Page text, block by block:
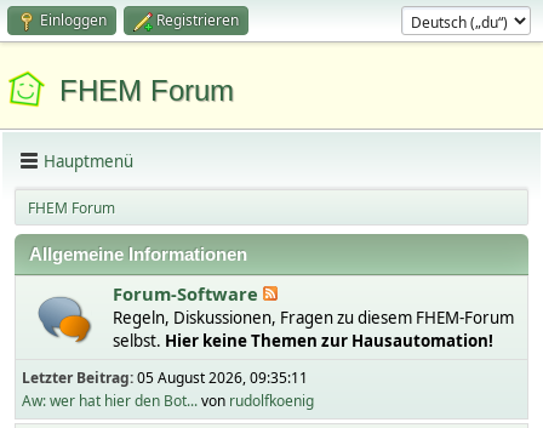
Einloggen Registrieren
FHEM Forum
Hauptmenü
FHEM Forum
Allgemeine Informationen
Forum-Software
Regeln, Diskussionen, Fragen zu diesem FHEM-Forum
selbst. Hier keine Themen zur Hausautomation!
Letzter Beitrag:05 August 2026, 09:35:11
Aw: wer hat hier den Bot...von rudolfkoenig